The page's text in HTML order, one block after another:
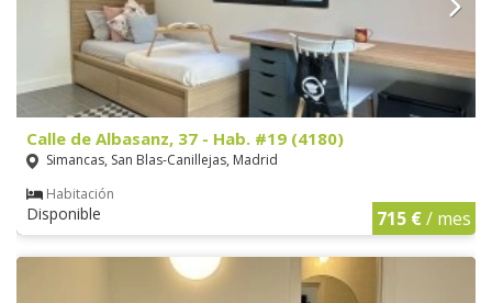
Calle de Albasanz, 37 - Hab. #19 (4180)
Simancas, San Blas-Canillejas, Madrid
Habitación
Disponible 715 €/ mes